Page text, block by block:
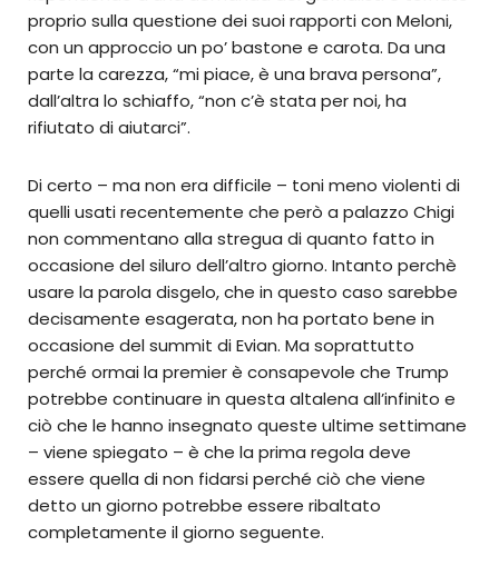
proprio sulla questione dei suoi rapporti con Meloni,
con un approccio un po’ bastone e carota. Da una
parte la carezza, “mi piace, è una brava persona”,
dall’altra lo schiaffo, “non c’è stata per noi, ha
rifiutato di aiutarci”.
Di certo – ma non era difficile – toni meno violenti di
quelli usati recentemente che però a palazzo Chigi
non commentano alla stregua di quanto fatto in
occasione del siluro dell’altro giorno. Intanto perchè
usare la parola disgelo, che in questo caso sarebbe
decisamente esagerata, non ha portato bene in
occasione del summit di Evian. Ma soprattutto
perché ormai la premier è consapevole che Trump
potrebbe continuare in questa altalena all’infinito e
ciò che le hanno insegnato queste ultime settimane
– viene spiegato – è che la prima regola deve
essere quella di non fidarsi perché ciò che viene
detto un giorno potrebbe essere ribaltato
completamente il giorno seguente.